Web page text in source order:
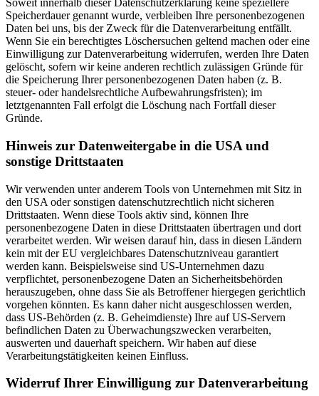
Soweit innerhalb dieser Datenschutzerklärung keine speziellere
Speicherdauer genannt wurde, verbleiben Ihre personenbezogenen
Daten bei uns, bis der Zweck für die Datenverarbeitung entfällt.
Wenn Sie ein berechtigtes Löschersuchen geltend machen oder eine
Einwilligung zur Datenverarbeitung widerrufen, werden Ihre Daten
gelöscht, sofern wir keine anderen rechtlich zulässigen Gründe für
die Speicherung Ihrer personenbezogenen Daten haben (z. B.
steuer- oder handelsrechtliche Aufbewahrungsfristen); im
letztgenannten Fall erfolgt die Löschung nach Fortfall dieser
Gründe.
Hinweis zur Datenweitergabe in die USA und
sonstige Drittstaaten
Wir verwenden unter anderem Tools von Unternehmen mit Sitz in
den USA oder sonstigen datenschutzrechtlich nicht sicheren
Drittstaaten. Wenn diese Tools aktiv sind, können Ihre
personenbezogene Daten in diese Drittstaaten übertragen und dort
verarbeitet werden. Wir weisen darauf hin, dass in diesen Ländern
kein mit der EU vergleichbares Datenschutzniveau garantiert
werden kann. Beispielsweise sind US-Unternehmen dazu
verpflichtet, personenbezogene Daten an Sicherheitsbehörden
herauszugeben, ohne dass Sie als Betroffener hiergegen gerichtlich
vorgehen könnten. Es kann daher nicht ausgeschlossen werden,
dass US-Behörden (z. B. Geheimdienste) Ihre auf US-Servern
befindlichen Daten zu Überwachungszwecken verarbeiten,
auswerten und dauerhaft speichern. Wir haben auf diese
Verarbeitungstätigkeiten keinen Einfluss.
Widerruf Ihrer Einwilligung zur Datenverarbeitung